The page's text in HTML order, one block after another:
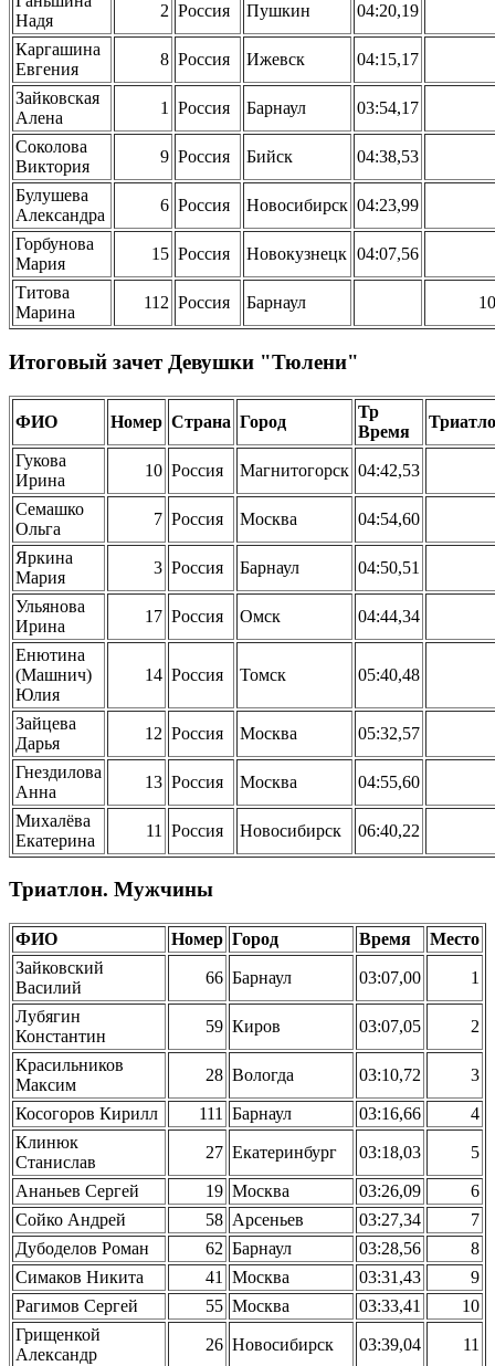
Надя
2 Россия Пушкин 04:20,19
Каргашина
Евгения
8 Россия Ижевск 04:15,17
Зайковская
Алена
1 Россия Барнаул 03:54,17
Соколова
Виктория
9 Россия Бийск 04:38,53
Булушева
Александра
6 Россия Новосибирск 04:23,99
Горбунова
Мария
15 Россия Новокузнецк 04:07,56
Титова
Марина
112 Россия Барнаул
Итоговый зачет Девушки "Тюлени"
ФИО Номер Страна Город
Тр
Время
Гукова
Ирина
10 Россия Магнитогорск 04:42,53
Семашко
Ольга
7 Россия Москва 04:54,60
Яркина
Мария
3 Россия Барнаул 04:50,51
Ульянова
Ирина
17 Россия Омск 04:44,34
Енютина
(Машнич)
Юлия
14 Россия Томск 05:40,48
Зайцева
Дарья
12 Россия Москва 05:32,57
Гнездилова
Анна
13 Россия Москва 04:55,60
Михалёва
Екатерина
11 Россия Новосибирск 06:40,22
Триатлон. Мужчины
ФИО Номер Город Время
Место
Зайковский
Василий
66 Барнаул 03:07,00 1
Лубягин
Константин
59 Киров 03:07,05 2
Красильников
Максим
28 Вологда 03:10,72 3
Косогоров Кирилл 111 Барнаул 03:16,66
4
Клинюк
Станислав
27 Екатеринбург 03:18,03 5
Ананьев Сергей 19 Москва 03:26,09
6
Сойко Андрей
58 Арсеньев 03:27,34
7
Дубоделов Роман
62 Барнаул 03:28,56
8
Симаков Никита
41 Москва 03:31,43
9
Рагимов Сергей
55 Москва 03:33,41
10
Грищенкой
Александр
26 Новосибирск 03:39,04 11